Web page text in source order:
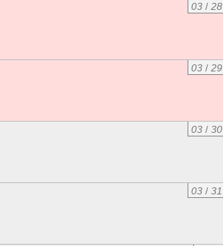
03/ 28
03/ 29
03/ 30
03/ 31